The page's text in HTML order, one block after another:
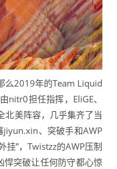
么2019年的Team Liquid
nitr0担任指挥，EliGE、
北美阵容，几乎集齐了当
jiyun.xin、突破手和AWP
挂”，Twistzz的AWP压制
悍突破让任何防守都心惊